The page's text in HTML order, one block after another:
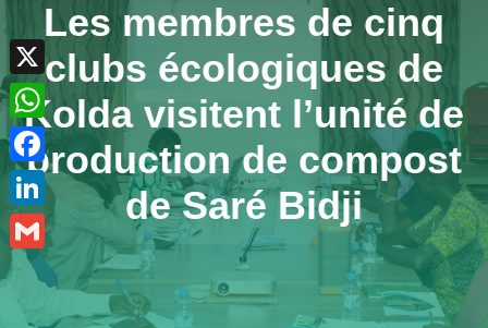
WhatsApp
Facebook
LinkedIn
Gmail
Les membres de cinq
clubs écologiques de
Kolda visitent l’unité de
production de compost
de Saré Bidji